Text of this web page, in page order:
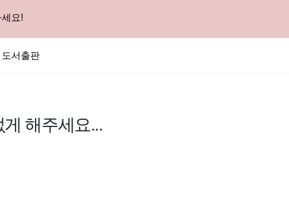
세요!
도서출판
해주세요...